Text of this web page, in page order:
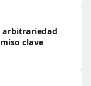
arbitrariedad
clave